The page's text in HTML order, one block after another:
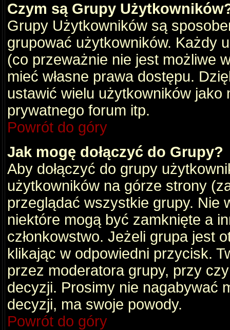
Czym są Grupy
Grupy Użytkowników są
grupować użytkowników. Każdy
(co przeważnie nie jest możliwe
mieć własne prawa dostępu.
ustawić wielu użytkowników
prywatnego forum itp.
Powrót do góry
Jak mogę dołączyć do Grupy?
Aby dołączyć do grupy
użytkowników na górze strony
przeglądać wszystkie grupy. Nie
niektóre mogą być zamknięte a
członkowstwo. Jeżeli grupa jest
klikając w odpowiedni przycisk.
przez moderatora grupy, przy
decyzji. Prosimy nie nagabywać
decyzji, ma swoje powody.
Powrót do góry